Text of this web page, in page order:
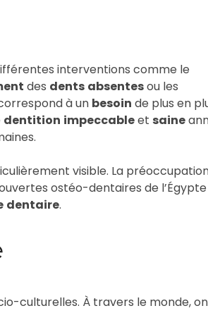
interventions comme le
des dents absentesou les
à un besoin de plus en
dentition impeccableet saine
visible. La
ostéo-dentaires de l’Égypte
dentaire.
culturelles. À travers le monde, on